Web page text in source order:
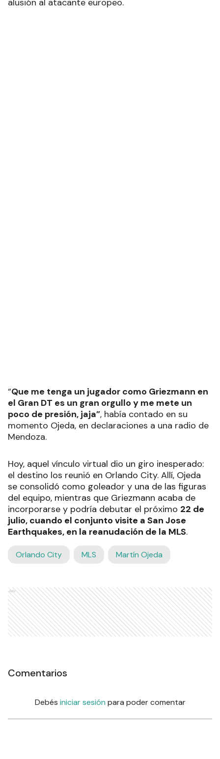
alusión al atacante europeo.
“Que me tenga un jugador como Griezmann en
el Gran DT es un gran orgullo y me mete un
poco de presión, jaja”, había contado en su
momento Ojeda, en declaraciones a una radio de
Mendoza.
Hoy, aquel vínculo virtual dio un giro inesperado:
el destino los reunió en Orlando City. Allí, Ojeda
se consolidó como goleador y una de las figuras
del equipo, mientras que Griezmann acaba de
incorporarse y podría debutar el próximo 22 de
julio, cuando el conjunto visite a San Jose
Earthquakes, en la reanudación de la MLS.
Orlando City MLS Martín Ojeda
Ads
Comentarios
Debés iniciar sesión para poder comentar